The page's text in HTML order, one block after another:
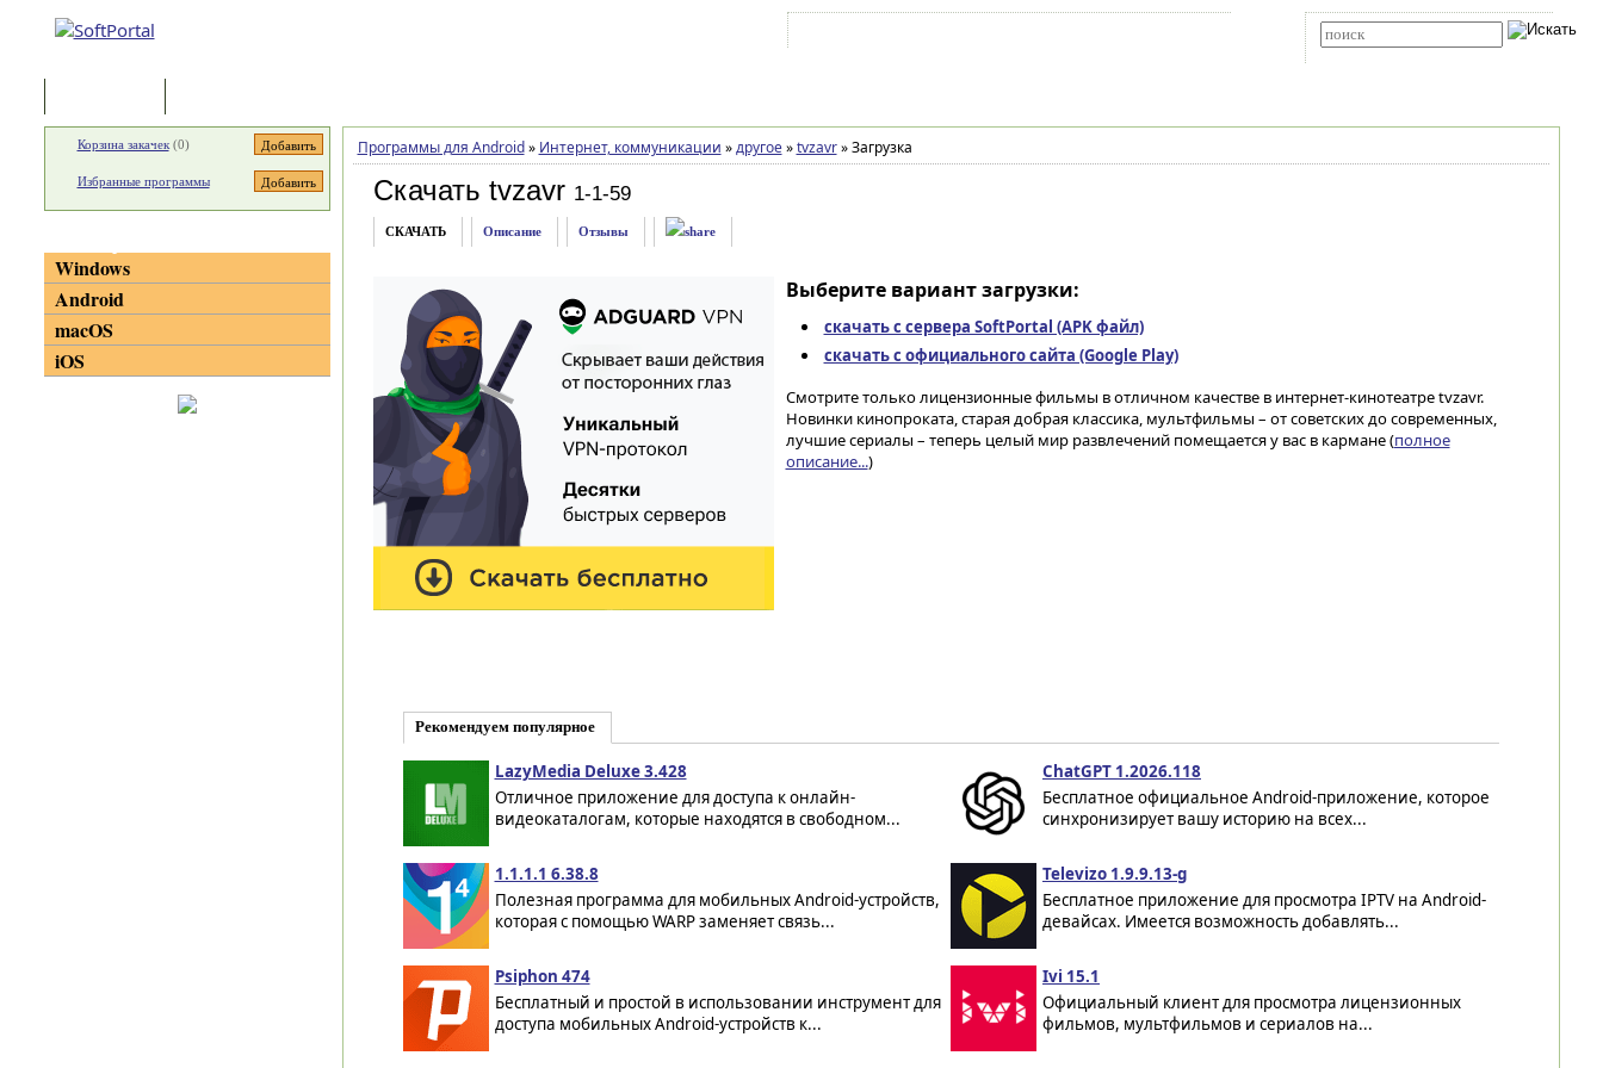
Программы для Android » Интернет, коммуникации » другое » tvzavr »Загрузка
Скачать tvzavr 1-1-59
СКАЧАТЬ Описание Отзывы
Выберите вариант загрузки:
скачать с сервера SoftPortal (APK файл)
скачать с официального сайта (Google Play)
Смотрите только лицензионные фильмы в отличном качестве в интернет-кинотеатре tvzavr.
Новинки кинопроката, старая добрая классика, мультфильмы – от советских до современных,
лучшие сериалы – теперь целый мир развлечений помещается у вас в кармане (полное
описание...)
Рекомендуем популярное
LazyMedia Deluxe 3.428
Отличное приложение для доступа к онлайн-
видеокаталогам, которые находятся в свободном...
ChatGPT 1.2026.118
Бесплатное официальное Android-приложение, которое
синхронизирует вашу историю на всех...
1.1.1.1 6.38.8
Полезная программа для мобильных Android-устройств,
которая с помощью WARP заменяет связь...
Televizo 1.9.9.13-g
Бесплатное приложение для просмотра IPTV на Android-
девайсах. Имеется возможность добавлять...
Psiphon 474
Бесплатный и простой в использовании инструмент для
доступа мобильных Android-устройств к...
Ivi 15.1
Официальный клиент для просмотра лицензионных
фильмов, мультфильмов и сериалов на...
Корзина закачек(0)
Избранные программы
Windows
Android
macOS
iOS